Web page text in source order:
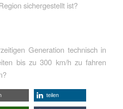
sichergestellt ist?
Generation technisch in
bis zu 300 km/h zu fahren
teilen